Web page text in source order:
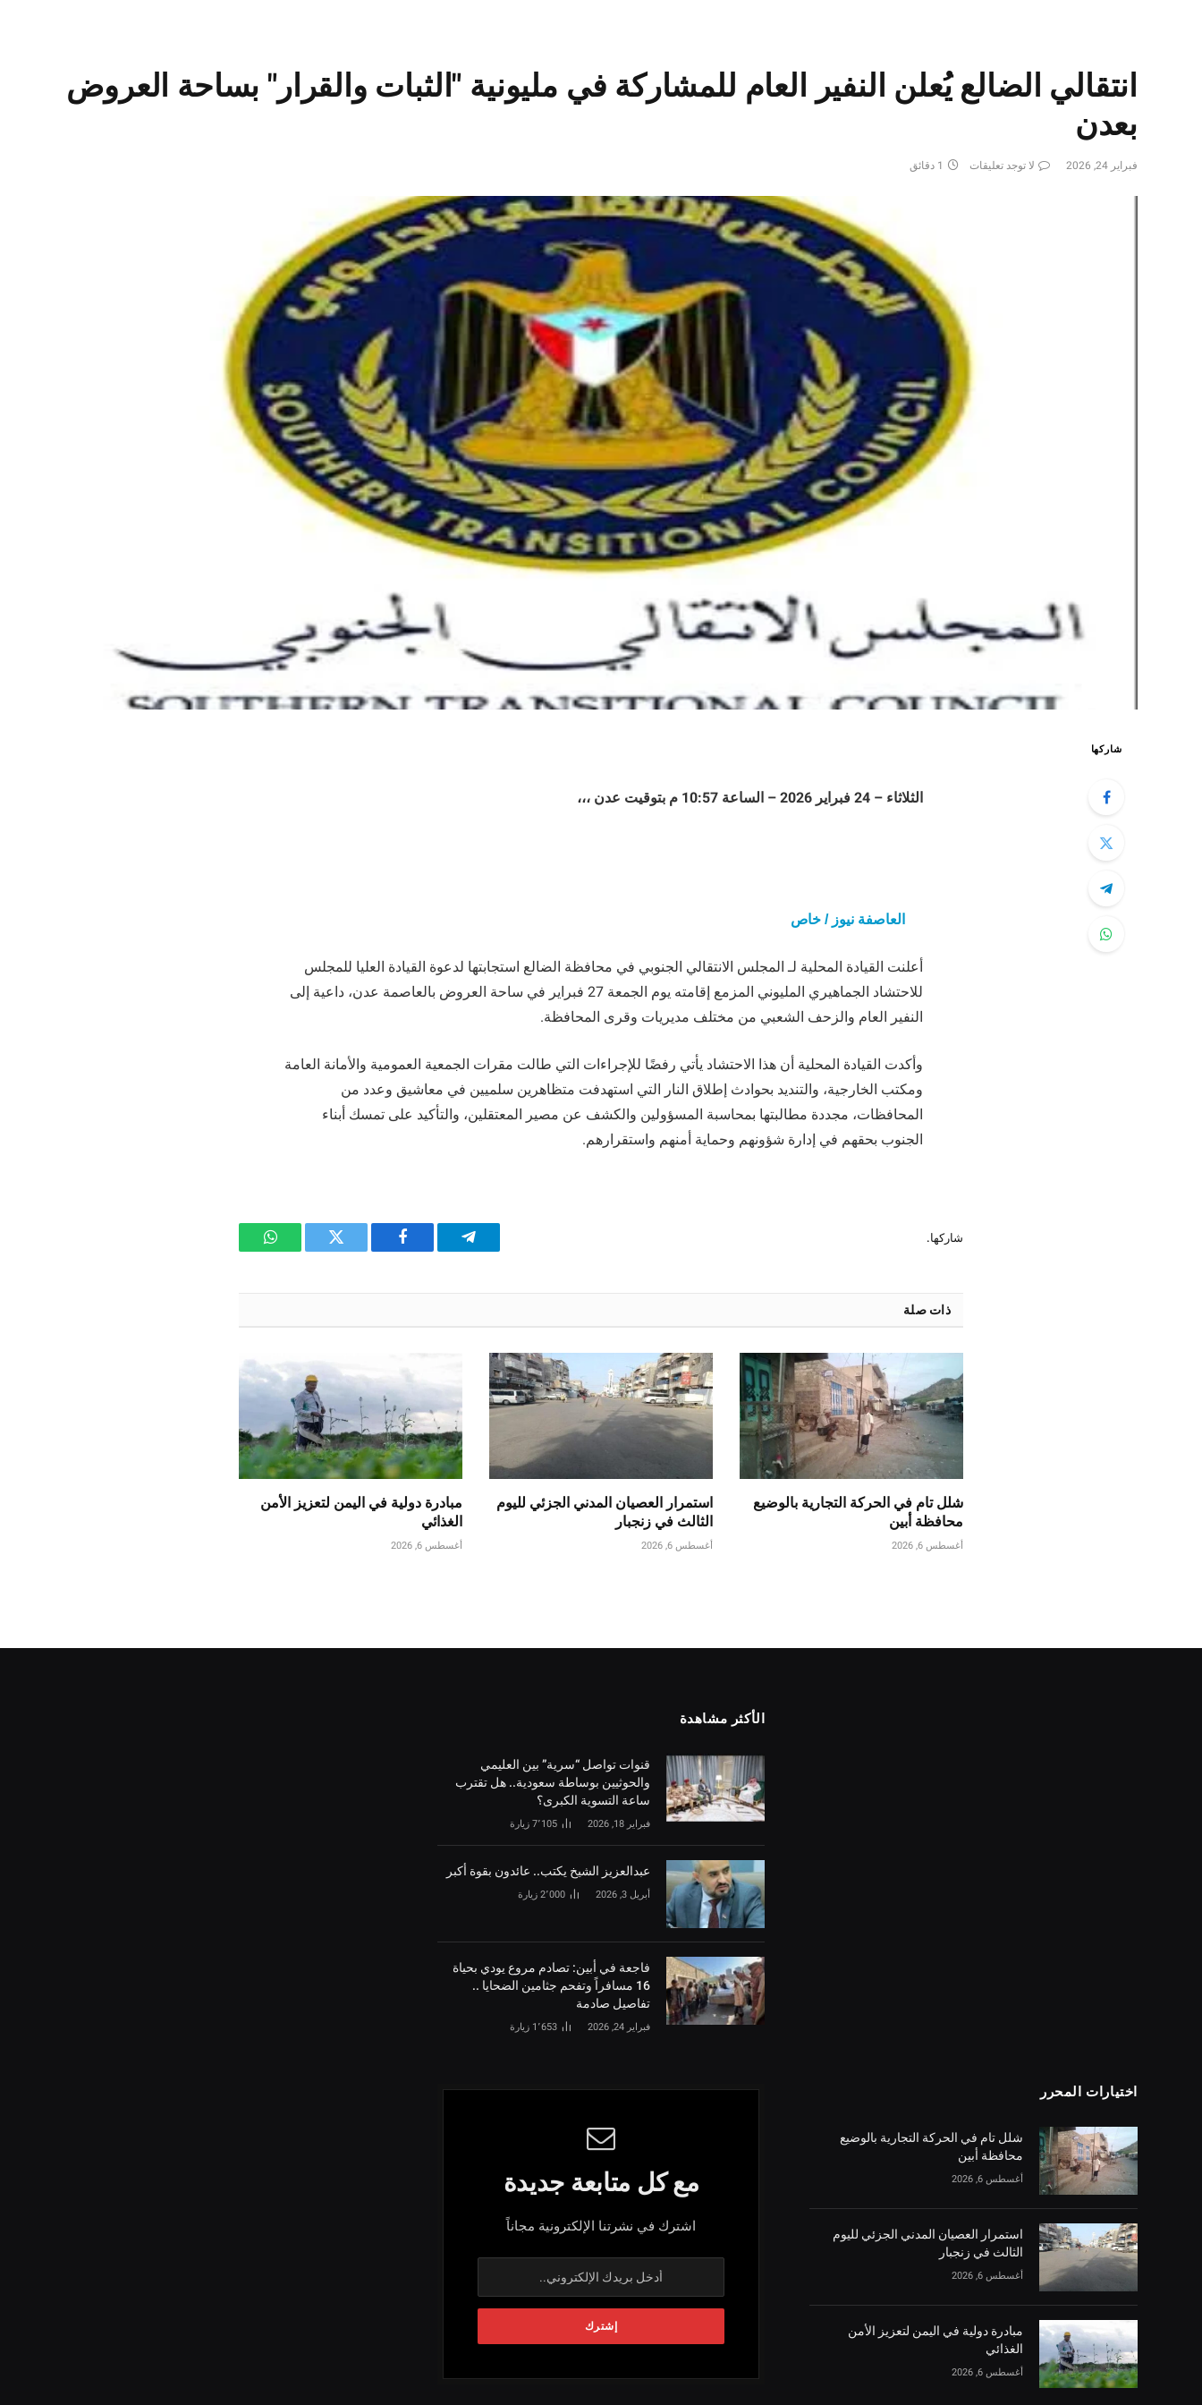
انتقالي الضالع يُعلن النفير العام للمشاركة في مليونية "الثبات والقرار" بساحة العروض
بعدن
فبراير 24, 2026 لا توجد تعليقات 1 دقائق
شاركها
الثلاثاء – 24 فبراير 2026 – الساعة 10:57 م بتوقيت عدن ،،،
العاصفة نيوز / خاص
أعلنت القيادة المحلية لـ المجلس الانتقالي الجنوبي في محافظة الضالع استجابتها لدعوة القيادة العليا للمجلس
للاحتشاد الجماهيري المليوني المزمع إقامته يوم الجمعة 27 فبراير في ساحة العروض بالعاصمة عدن، داعية إلى
النفير العام والزحف الشعبي من مختلف مديريات وقرى المحافظة.
وأكدت القيادة المحلية أن هذا الاحتشاد يأتي رفضًا للإجراءات التي طالت مقرات الجمعية العمومية والأمانة العامة
ومكتب الخارجية، والتنديد بحوادث إطلاق النار التي استهدفت متظاهرين سلميين في معاشيق وعدد من
المحافظات، مجددة مطالبتها بمحاسبة المسؤولين والكشف عن مصير المعتقلين، والتأكيد على تمسك أبناء
الجنوب بحقهم في إدارة شؤونهم وحماية أمنهم واستقرارهم.
شاركها.
تيلقرام فيسبوك تويتر واتساب
ذات صلة
شلل تام في الحركة التجارية بالوضيع
محافظة أبين
أغسطس 6, 2026
استمرار العصيان المدني الجزئي لليوم
الثالث في زنجبار
أغسطس 6, 2026
مبادرة دولية في اليمن لتعزيز الأمن
الغذائي
أغسطس 6, 2026
الأكثر مشاهدة
قنوات تواصل “سرية” بين العليمي
والحوثيين بوساطة سعودية.. هل تقترب
ساعة التسوية الكبرى؟
فبراير 18, 2026 7٬105 زيارة
‏عبدالعزيز الشيخ يكتب.. عائدون بقوة أكبر
أبريل 3, 2026 2٬000 زيارة
فاجعة في أبين: تصادم مروع يودي بحياة
16 مسافراً وتفحم جثامين الضحايا ..
تفاصيل صادمة
فبراير 24, 2026 1٬653 زيارة
اختيارات المحرر
شلل تام في الحركة التجارية بالوضيع
محافظة أبين
أغسطس 6, 2026
استمرار العصيان المدني الجزئي لليوم
الثالث في زنجبار
أغسطس 6, 2026
مبادرة دولية في اليمن لتعزيز الأمن
الغذائي
أغسطس 6, 2026
مع كل متابعة جديدة
اشترك في نشرتنا الإلكترونية مجاناً